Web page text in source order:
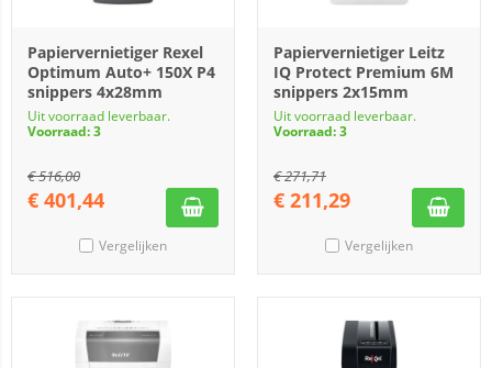
Papiervernietiger Rexel
Optimum Auto+ 150X P4
snippers 4x28mm
Uit voorraad leverbaar.
Voorraad: 3
€516,00
€ 401,44
Vergelijken
Papiervernietiger Leitz
IQ Protect Premium 6M
snippers 2x15mm
Uit voorraad leverbaar.
Voorraad: 3
€271,71
€ 211,29
Vergelijken